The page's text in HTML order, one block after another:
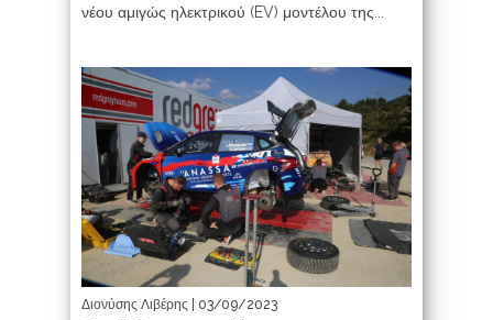
νέου αμιγώς ηλεκτρικού (EV) μοντέλου της...
Διονύσης Λιβέρης | 03/09/2023